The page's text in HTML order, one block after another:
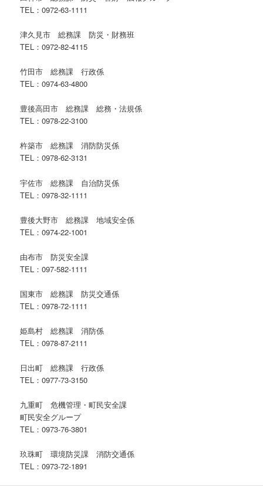
TEL：0972-63-1111
津久見市 総務課 防災・財務班
TEL：0972-82-4115
竹田市 総務課 行政係
TEL：0974-63-4800
豊後高田市 総務課 総務・法規係
TEL：0978-22-3100
杵築市 総務課 消防防災係
TEL：0978-62-3131
宇佐市 総務課 自治防災係
TEL：0978-32-1111
豊後大野市 総務課 地域安全係
TEL：0974-22-1001
由布市 防災安全課
TEL：097-582-1111
国東市 総務課 防災交通係
TEL：0978-72-1111
姫島村 総務課 消防係
TEL：0978-87-2111
日出町 総務課 行政係
TEL：0977-73-3150
九重町 危機管理・町民安全課
町民安全グループ
TEL：0973-76-3801
玖珠町 環境防災課 消防交通係
TEL：0973-72-1891